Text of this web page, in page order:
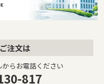
注文は
らお電話ください
817